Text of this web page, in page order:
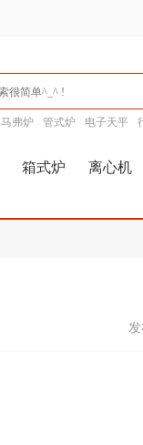
马弗炉 管式炉 电子天平
箱式炉 离心机
发